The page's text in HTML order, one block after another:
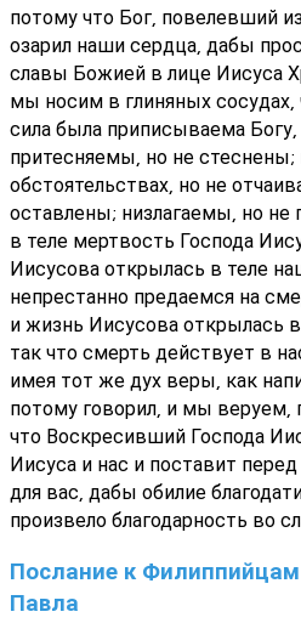
потому что Бог, повелевший
озарил наши сердца, дабы
славы Божией в лице Иисуса
мы носим в глиняных
сила была приписываема
притесняемы, но не
обстоятельствах, но не
оставлены; низлагаемы, но не
в теле мертвость Господа
Иисусова открылась в теле
непрестанно предаемся на
и жизнь Иисусова открылась
так что смерть действует в
имея тот же дух веры, как
потому говорил, и мы веруем,
что Воскресивший Господа
Иисуса и нас и поставит
для вас, дабы обилие
произвело благодарность во
Послание к
Павла